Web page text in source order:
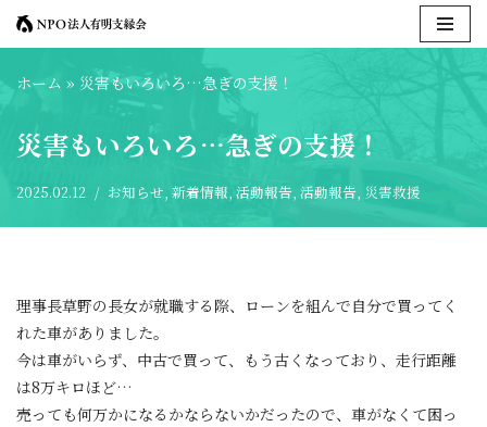
ン
ン
へ
ス
プ
ホーム » 災害もいろいろ…急ぎの支援！
災害もいろいろ…急ぎの支援！
2025.02.12 お知らせ 新着情報 活動報告 活動報告 災害救援
理事長草野の長女が就職する際、ローンを組んで自分で買ってく
れた車がありました。
今は車がいらず、中古で買って、もう古くなっており、走行距離
は8万キロほど…
売っても何万かになるかならないかだったので、車がなくて困っ